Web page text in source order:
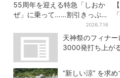
55周年を迎える特急「しおか
ぜ」に乗って……割引きっぷ
で、松山・道後温泉と南予を
満喫【大阪から愛媛へおトク
旅】
2026.7.16
天神祭のフィナ
3000発打ち上が
“新しい涼” を求